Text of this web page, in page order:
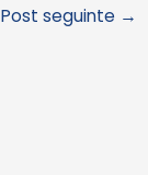
Post seguinte →